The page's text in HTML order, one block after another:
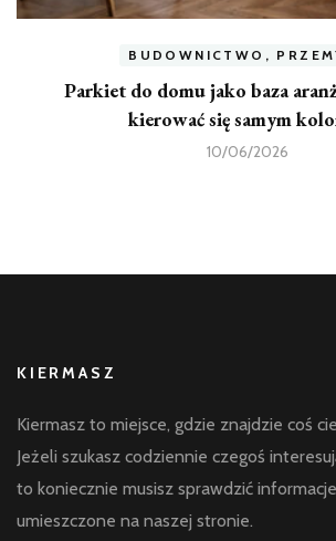
BUDOWNICTWO,
Parkiet do domu jako baza
kierować się samym
10/06/2026
KIERMASZ
Kiermasz to miejsce, gdzie znajdzie coś
Jeżeli szukasz codziennie czegoś
to koniecznie musisz sprawdzić
umieszczone na naszej stronie.